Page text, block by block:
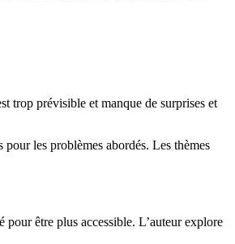
trop prévisible et manque de surprises et
les problèmes abordés. Les thèmes
être plus accessible. L’auteur explore